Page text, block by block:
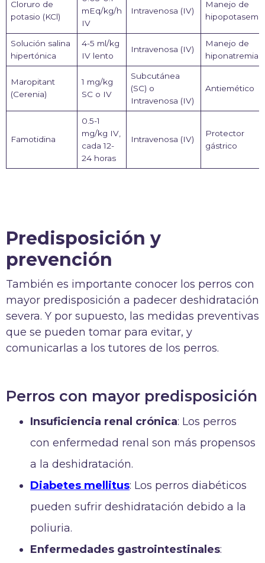
Cloruro de
potasio (KCl)
mEq/kg/h
IV
Intravenosa (IV)
Manejo de
hipopotasemia
Solución salina
hipertónica
4-5 ml/kg
IV lento
Intravenosa (IV)
Manejo de
hiponatremia
Maropitant
(Cerenia)
1 mg/kg
SC o IV
Subcutánea
(SC) o
Intravenosa (IV)
Antiemético
Famotidina
0.5-1
mg/kg IV,
cada 12-
24 horas
Intravenosa (IV)
Protector
gástrico
Predisposición y
prevención
También es importante conocer los perros con
mayor predisposición a padecer deshidratación
severa. Y por supuesto, las medidas preventivas
que se pueden tomar para evitar, y
comunicarlas a los tutores de los perros.
Perros con mayor predisposición
Insuficiencia renal crónica: Los perros
con enfermedad renal son más propensos
a la deshidratación.
Diabetes mellitus: Los perros diabéticos
pueden sufrir deshidratación debido a la
poliuria.
Enfermedades gastrointestinales: